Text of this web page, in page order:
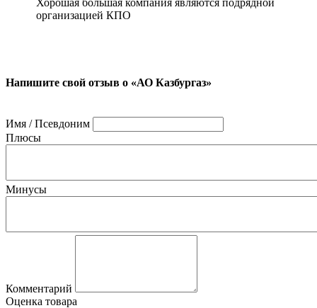
Хорошая большая компания являются подрядной
организацией КПО
Напишите свой отзыв о «АО Казбургаз»
Имя / Псевдоним
Плюсы
Минусы
Комментарий
Оценка товара